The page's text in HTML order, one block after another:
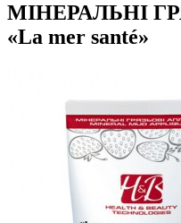
МІНЕРАЛЬНІ
«La mer santé»